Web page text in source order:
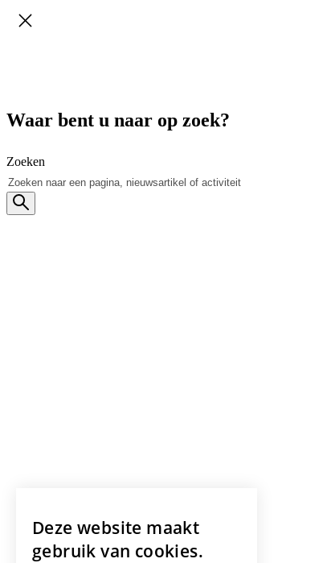
Waar bent u naar op zoek?
Zoeken
Deze website maakt
gebruik van cookies.